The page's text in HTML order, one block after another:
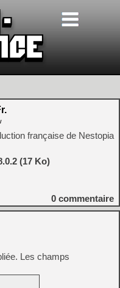
française de Nestopia
(17 Ko)
0 commentaire
Les champs